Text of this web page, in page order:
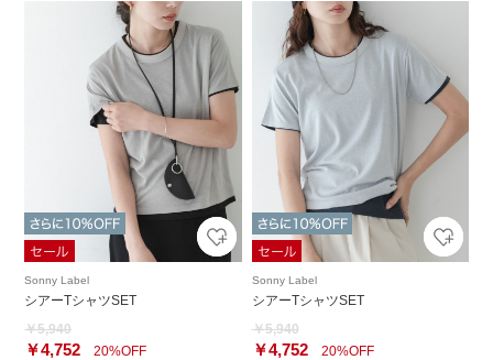
Sonny Label
シアーTシャツSET
￥5,940
￥4,752 20%OFF
Sonny Label
シアーTシャツSET
￥5,940
￥4,75220%OFF